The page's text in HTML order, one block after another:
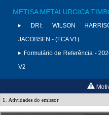
METISA METALURGICA
DRI:
WILSON
JACOBSEN - (FCA V1)
Formulário de Referência -
V2